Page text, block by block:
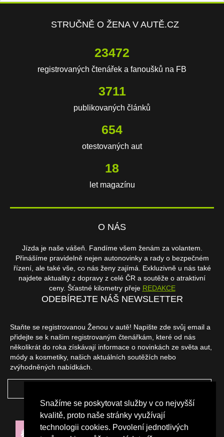
Snažíme se poskytovat služby v co nejvyšší
kvalitě, proto naše stránky využívají
technologii cookies. Povolení jednotlivých
STRUČNĚ O ŽENA V AUTĚ.CZ
23472
registrovaných čtenářek a fanoušků na FB
3711
publikovaných článků
654
otestovaných aut
18
let magazínu
O NÁS
Jízda je naše vášeň. Fandíme všem ženám za volantem.
Přinášíme pravidelně nejen autonovinky a rady o bezpečném
řízení, ale také vše, co nás ženy zajímá. Exkluzivně u nás také
najdete aktuality z dopravy z celé ČR a soutěže o atraktivní
ceny. Šťastné kilometry přeje REDAKCE
ODEBÍREJTE NÁŠ NEWSLETTER
Staňte se registrovanou Ženou v autě! Napište zde svůj email a
přidejte se k našim registrovaným čtenářkám, které od nás
několikrát do roka získávají informace o novinkách ze světa aut,
módy a kosmetiky, našich aktuálních soutěžích nebo
zvýhodněných nabídkách.
NAŠI PARTNEŘI